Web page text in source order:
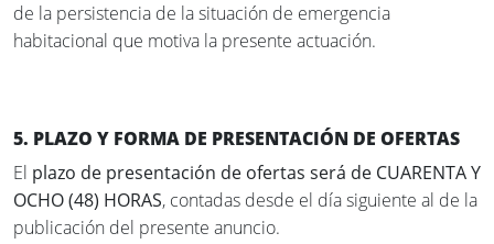
de la persistencia de la situación de emergencia
habitacional que motiva la presente actuación.
5. PLAZO Y FORMA DE PRESENTACIÓN DE OFERTAS
El plazo de presentación de ofertas será de CUARENTA Y
OCHO (48) HORAS, contadas desde el día siguiente al de la
publicación del presente anuncio.